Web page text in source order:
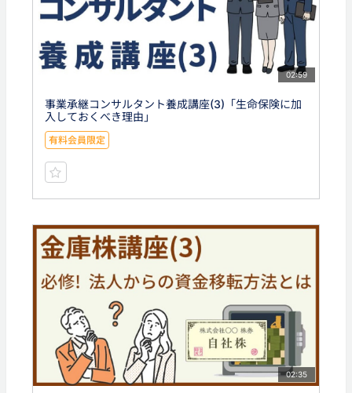
02:59
事業承継コンサルタント養成講座(3)「生命保険に加
入しておくべき理由」
有料会員限定
02:35